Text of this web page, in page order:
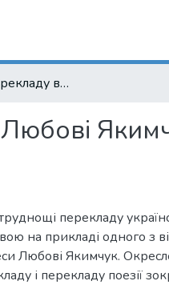
Особливості перекладу військової поезії Любові Якимчук англійською мовою
Любові
перекладу
на прикладі одного з
Любові Якимчук.
і перекладу поезії